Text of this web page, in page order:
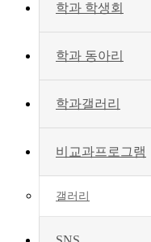
학과 학생회
학과 동아리
학과갤러리
비교과프로그램
갤러리